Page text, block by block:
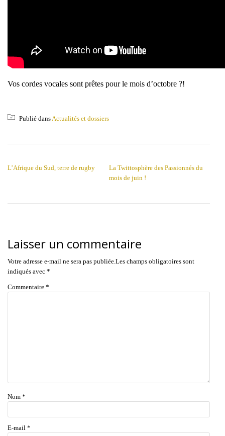
Vos cordes vocales sont prêtes pour le mois d’octobre ?!
Publié dans Actualités et dossiers
L’Afrique du Sud, terre de rugby
La Twittosphère des Passionnés du
mois de juin !
Laisser un commentaire
Votre adresse e-mail ne sera pas publiée. Les champs obligatoires sont
indiqués avec *
Commentaire *
Nom *
E-mail *